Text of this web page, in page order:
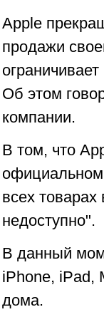
Apple
продажи
Об этом
компании.
В том, что
официальном
всех
недоступно".
В данный
iPhone, iPad,
дома.